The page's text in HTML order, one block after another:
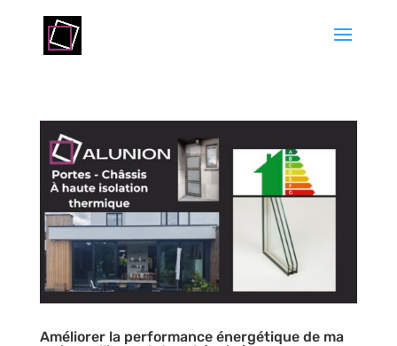
Améliorer la performance énergétique de ma